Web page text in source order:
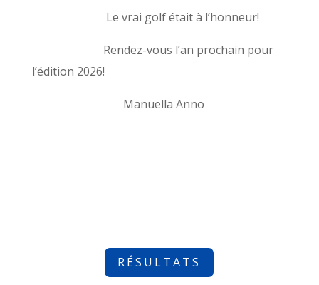
Le vrai golf était à l’honneur!
Rendez-vous l’an prochain pour
l’édition 2026!
Manuella Anno
RÉSULTATS